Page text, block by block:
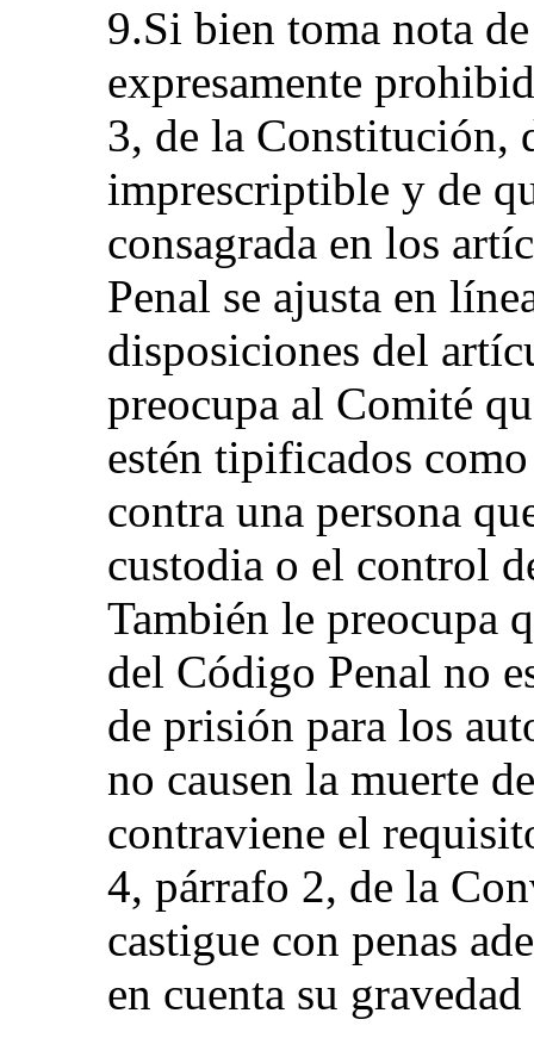
9.Si bien toma nota
expresamente
3, de la Constitución,
imprescriptible y de
consagrada en los
Penal se ajusta en
disposiciones del
preocupa al Comité
estén tipificados
contra una persona
custodia o el control
También le preocupa
del Código Penal no
de prisión para los
no causen la muerte
contraviene el
4, párrafo 2, de la
castigue con penas
en cuenta su